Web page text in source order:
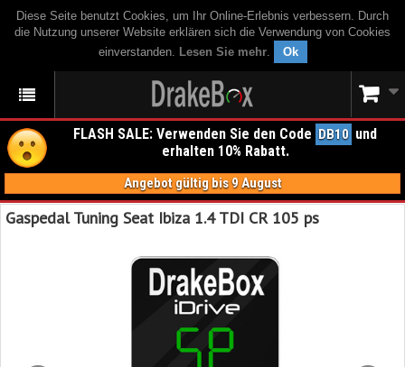
Diese Seite benutzt Cookies, um Ihr Online-Erlebnis verbessern. Durch
die Nutzung unserer Website erklären sich die Verwendung von Cookies
einverstanden. Lesen Sie mehr. Ok
FLASH SALE: Verwenden Sie den Code DB10 und
erhalten 10% Rabatt.
Angebot gültig bis 9 August
Gaspedal Tuning Seat Ibiza 1.4 TDI CR 105 ps